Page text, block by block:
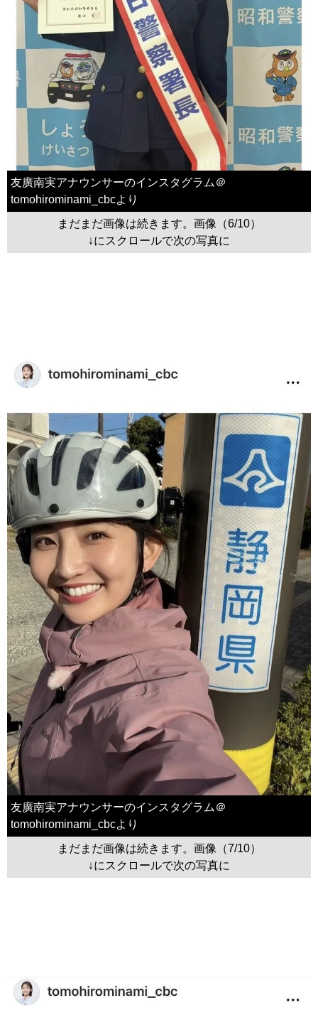
友廣南実アナウンサーのインスタグラム＠
tomohirominami_cbcより
まだまだ画像は続きます。画像（6/10）
↓にスクロールで次の写真に
友廣南実アナウンサーのインスタグラム＠
tomohirominami_cbcより
まだまだ画像は続きます。画像（7/10）
↓にスクロールで次の写真に